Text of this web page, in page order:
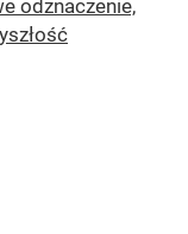
odznaczenie,